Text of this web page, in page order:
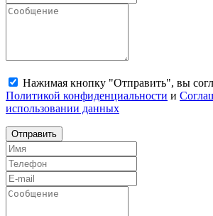
Нажимая кнопку "Отправить", вы
Политикой конфиденциальности и
использовании данных
Отправить